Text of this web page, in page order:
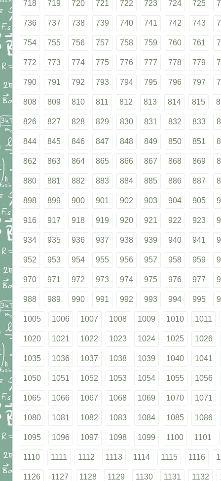
718 719 720 721 722 723 724 725
736 737 738 739 740 741 742 743
754 755 756 757 758 759 760 761
772 773 774 775 776 777 778 779
790 791 792 793 794 795 796 797
808 809 810 811 812 813 814 815
826 827 828 829 830 831 832 833
844 845 846 847 848 849 850 851
862 863 864 865 866 867 868 869
880 881 882 883 884 885 886 887
898 899 900 901 902 903 904 905
916 917 918 919 920 921 922 923
934 935 936 937 938 939 940 941
952 953 954 955 956 957 958 959
970 971 972 973 974 975 976 977
988 989 990 991 992 993 994 995
1005 1006 1007 1008 1009 1010 1011
1020 1021 1022 1023 1024 1025 1026
1035 1036 1037 1038 1039 1040 1041
1050 1051 1052 1053 1054 1055 1056
1065 1066 1067 1068 1069 1070 1071
1080 1081 1082 1083 1084 1085 1086
1095 1096 1097 1098 1099 1100 1101
1110 1111 1112 1113 1114 1115 1116
1126 1127 1128 1129 1130 1131 1132